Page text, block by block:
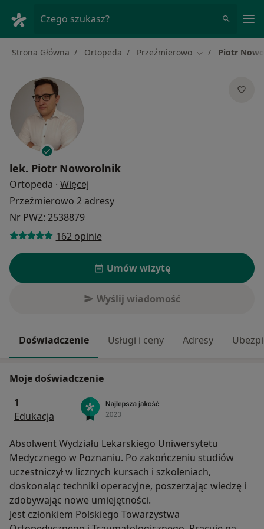
Czego szukasz?
Strona Główna Ortopeda Przeźmierowo Zmień miasto
Piotr
lek. Piotr Noworolnik
Ortopeda · Więcej
Przeźmierowo 2 adresy
Nr PWZ: 2538879
162 opinie
Umów wizytę
Wyślij wiadomość
Doświadczenie Usługi i ceny Adresy
Moje doświadczenie
1
Edukacja
Absolwent Wydziału Lekarskiego Uniwersytetu
Medycznego w Poznaniu. Po zakończeniu studiów
uczestniczył w licznych kursach i szkoleniach,
doskonaląc techniki operacyjne, poszerzając wiedzę i
zdobywając nowe umiejętności.
Jest członkiem Polskiego Towarzystwa